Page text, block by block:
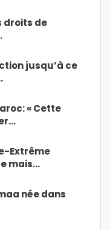
droits de
jusqu’à ce
« Cette
Extrême
mais…
née dans